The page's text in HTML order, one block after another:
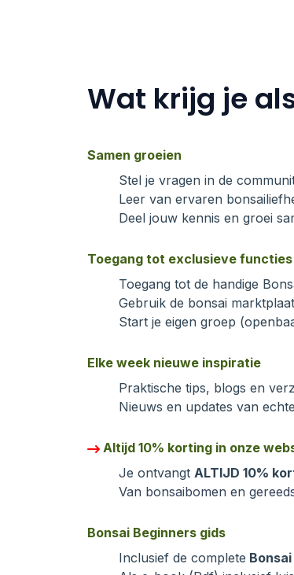
Wat krijg je
Samen groeien
Stel je vragen in de
Leer van ervaren
Deel jouw kennis en groei
Toegang tot exclusieve functies
Toegang tot de handige
Gebruik de bonsai
Start je eigen groep
Elke week nieuwe inspiratie
Praktische tips, blogs en
Nieuws en updates van
Altijd 10% korting in onze
Je ontvangt ALTIJD 10%
Van bonsaibomen en
Bonsai Beginners gids
Inclusief de complete